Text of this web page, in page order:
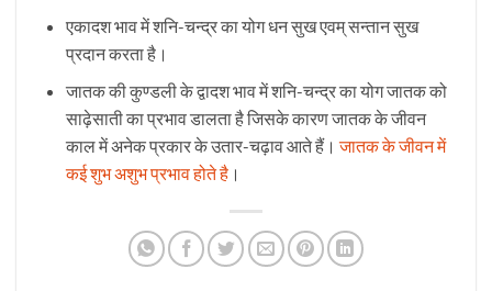
एकादश भाव में शनि-चन्द्र का योग धन सुख एवम् सन्तान सुख
प्रदान करता है।
जातक की कुण्डली के द्वादश भाव में शनि-चन्द्र का योग जातक को
साढ़ेसाती का प्रभाव डालता है जिसके कारण जातक के जीवन
काल में अनेक प्रकार के उतार-चढ़ाव आते हैं।जातक के जीवन में
कई शुभ अशुभ प्रभाव होते है।